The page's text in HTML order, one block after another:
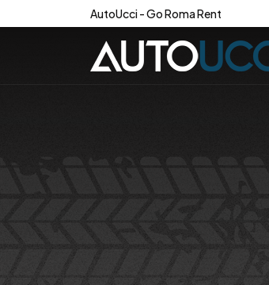
AutoUcci - Go Roma Rent